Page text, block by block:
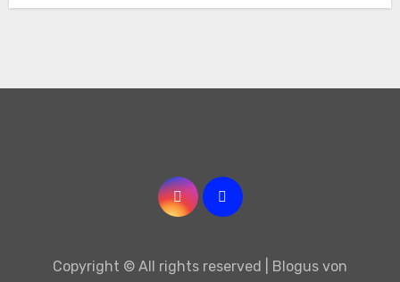
Copyright © All rights reserved Blogus von